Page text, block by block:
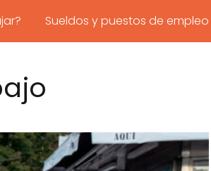
Sueldos y puestos de empleo